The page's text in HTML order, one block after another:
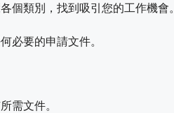
個類別，找到吸引您的工作機會。
必要的申請文件。
需文件。